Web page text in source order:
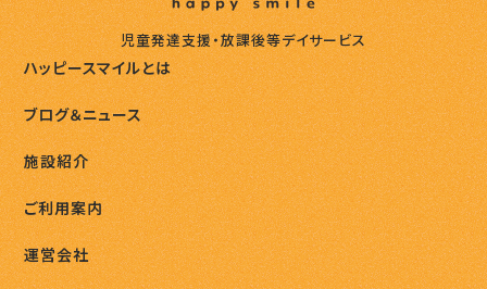
児童発達支援・放課後等デイサービス
ハッピースマイルとは
ブログ＆ニュース
施設紹介
ご利用案内
運営会社